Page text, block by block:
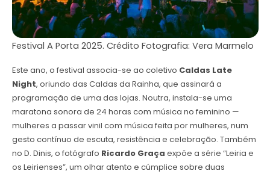
Festival A Porta 2025. Crédito Fotografia: Vera Marmelo
Este ano, o festival associa-se ao coletivo Caldas Late
Night, oriundo das Caldas da Rainha, que assinará a
programação de uma das lojas. Noutra, instala-se uma
maratona sonora de 24 horas com música no feminino —
mulheres a passar vinil com música feita por mulheres, num
gesto contínuo de escuta, resistência e celebração. Também
no D. Dinis, o fotógrafo Ricardo Graça expõe a série “Leiria e
os Leirienses”, um olhar atento e cúmplice sobre duas